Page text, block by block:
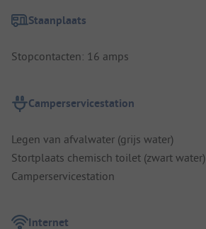
Staanplaats
Stopcontacten: 16 amps
Camperservicestation
Legen van afvalwater (grijs water)
Stortplaats chemisch toilet (zwart water)
Camperservicestation
Internet